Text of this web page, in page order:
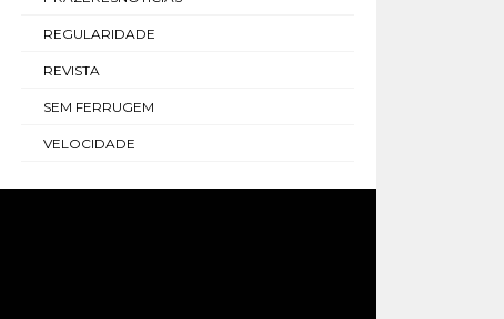
REGULARIDADE
REVISTA
SEM FERRUGEM
VELOCIDADE